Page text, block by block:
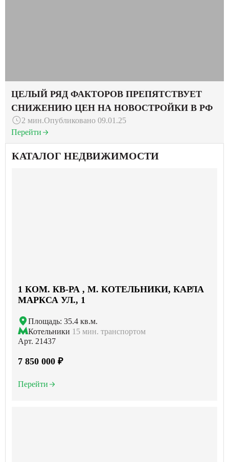
ЦЕЛЫЙ РЯД ФАКТОРОВ ПРЕПЯТСТВУЕТ
СНИЖЕНИЮ ЦЕН НА НОВОСТРОЙКИ В РФ
2 мин.Опубликовано 09.01.25
Перейти
КАТАЛОГ НЕДВИЖИМОСТИ
1 КОМ. КВ-РА , М. КОТЕЛЬНИКИ, КАРЛА
МАРКСА УЛ., 1
Площадь: 35.4 кв.м.
Котельники 15 мин. транспортом
Арт. 21437
7 850 000 ₽
Перейти